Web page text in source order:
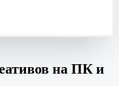
на ПК и